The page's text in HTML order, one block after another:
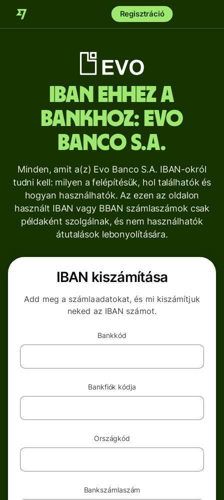
Regisztráció
IBAN ehhez a
bankhoz: Evo
Banco S.A.
Minden, amit a(z) Evo Banco S.A. IBAN-okról
tudni kell: milyen a felépítésük, hol találhatók és
hogyan használhatók. Az ezen az oldalon
használt IBAN vagy BBAN számlaszámok csak
példaként szolgálnak, és nem használhatók
átutalások lebonyolítására.
IBAN kiszámítása
Add meg a számlaadatokat, és mi kiszámítjuk
neked az IBAN számot.
Bankkód
Bankfiók kódja
Országkód
Bankszámlaszám